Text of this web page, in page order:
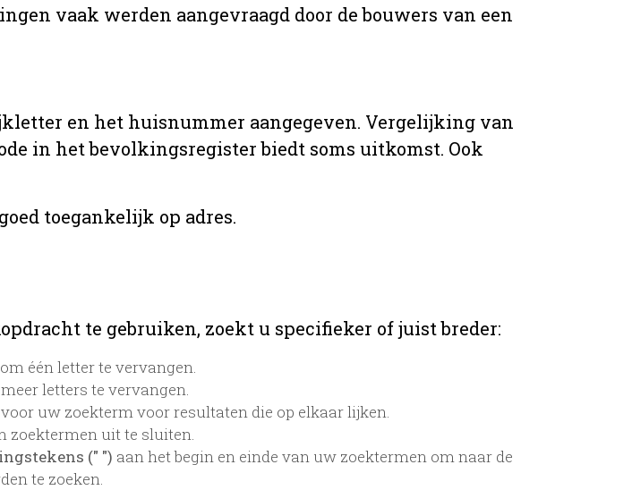
vaak werden aangevraagd door de bouwers van een
en het huisnummer aangegeven. Vergelijking van
in het bevolkingsregister biedt soms uitkomst. Ook
toegankelijk op adres.
te gebruiken, zoekt u specifieker of juist breder:
om één letter te vervangen.
letters te vervangen.
voor uw zoekterm voor resultaten die op elkaar lijken.
zoektermen uit te sluiten.
(" ") aan het begin en einde van uw zoektermen om naar de
te zoeken.